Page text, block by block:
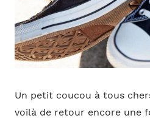
Un petit coucou à tous
voilà de retour encore une